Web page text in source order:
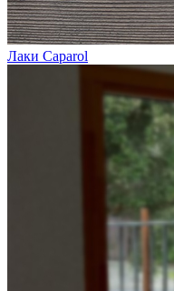
Лаки Caparol